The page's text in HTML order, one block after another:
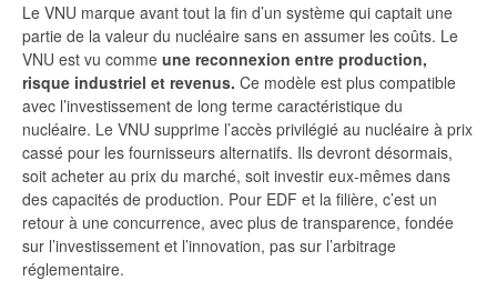
Le VNU marque avant tout la fin d’un système qui captait une
partie de la valeur du nucléaire sans en assumer les coûts. Le
VNU est vu comme une reconnexion entre production,
risque industriel et revenus. Ce modèle est plus compatible
avec l’investissement de long terme caractéristique du
nucléaire. Le VNU supprime l’accès privilégié au nucléaire à prix
cassé pour les fournisseurs alternatifs. Ils devront désormais,
soit acheter au prix du marché, soit investir eux-mêmes dans
des capacités de production. Pour EDF et la filière, c’est un
retour à une concurrence, avec plus de transparence, fondée
sur l’investissement et l’innovation, pas sur l’arbitrage
réglementaire.